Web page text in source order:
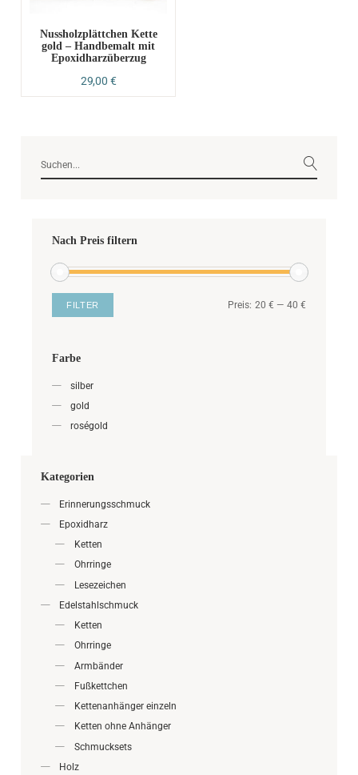
Nussholzplättchen Kette
gold – Handbemalt mit
Epoxidharzüberzug
29,00 €
Nach Preis filtern
FILTER Preis: 20 € — 40 €
Farbe
silber
gold
roségold
Kategorien
Erinnerungsschmuck
Epoxidharz
Ketten
Ohrringe
Lesezeichen
Edelstahlschmuck
Ketten
Ohrringe
Armbänder
Fußkettchen
Kettenanhänger einzeln
Ketten ohne Anhänger
Schmucksets
Holz